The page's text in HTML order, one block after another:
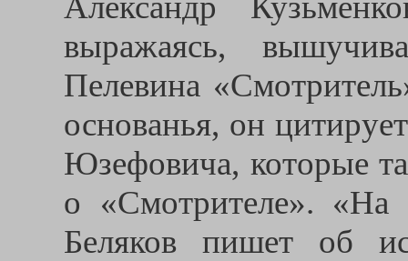
выражаясь,
Пелевина
основанья, он
Юзефовича, которые
о «Смотрителе». «На
Беляков пишет об